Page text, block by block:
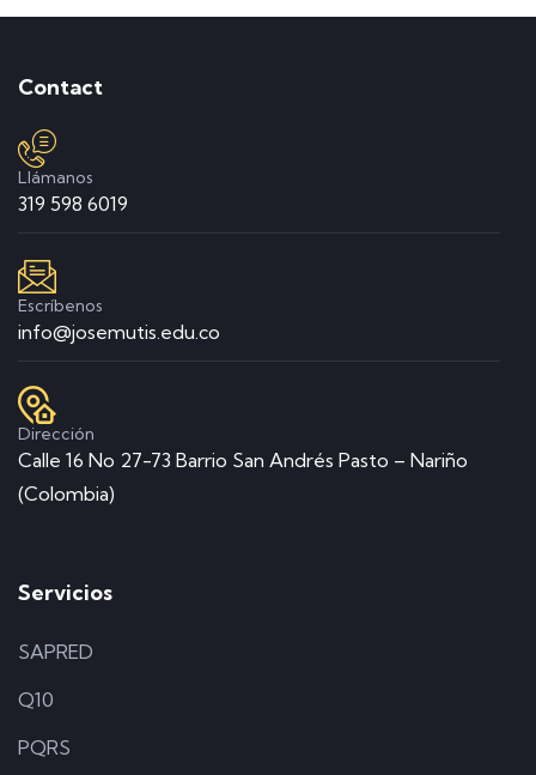
Contact
Llámanos
319 598 6019
Escríbenos
info@josemutis.edu.co
Dirección
Calle 16 No 27-73 Barrio San Andrés Pasto – Nariño
(Colombia)
Servicios
SAPRED
Q10
PQRS